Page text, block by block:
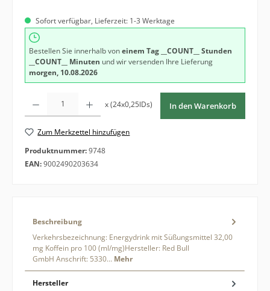
Sofort verfügbar, Lieferzeit: 1-3 Werktage
Bestellen Sie innerhalb voneinem Tag
__COUNT__ Stunden
__COUNT__ Minuten und wir versenden Ihre Lieferung
morgen, 10.08.2026
x (24x0,25lDs) In den Warenkorb
Zum Merkzettel hinzufügen
Produktnummer:9748
EAN:9002490203634
Beschreibung
Verkehrsbezeichnung: Energydrink mit Süßungsmittel 32,00
mg Koffein pro 100 (ml/mg)Hersteller: Red Bull
GmbH Anschrift: 5330… Mehr
Hersteller